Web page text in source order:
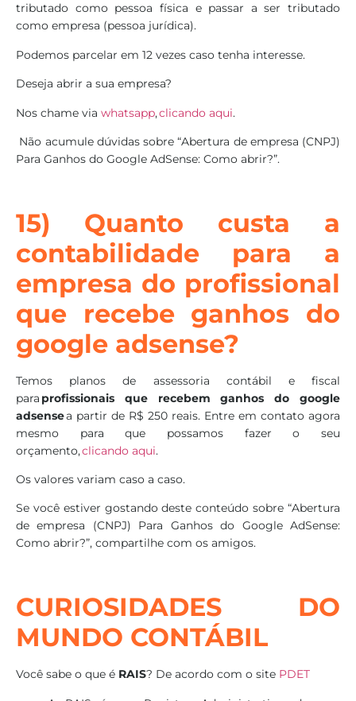
tributado como pessoa física e passar a ser tributado
como empresa (pessoa jurídica).
Podemos parcelar em 12 vezes caso tenha interesse.
Deseja abrir a sua empresa?
Nos chame via whatsapp,clicando aqui.
Não acumule dúvidas sobre “Abertura de empresa (CNPJ)
Para Ganhos do Google AdSense: Como abrir?”.
15) Quanto custa a
contabilidade para a
empresa do profissional
que recebe ganhos do
google adsense?
Temos planos de assessoria contábil e fiscal
para profissionais que recebem ganhos do google
adsensea partir de R$ 250 reais. Entre em contato agora
mesmo para que possamos fazer o seu
orçamento,clicando aqui.
Os valores variam caso a caso.
Se você estiver gostando deste conteúdo sobre “Abertura
de empresa (CNPJ) Para Ganhos do Google AdSense:
Como abrir?”, compartilhe com os amigos.
CURIOSIDADES DO
MUNDO CONTÁBIL
Você sabe o que é RAIS? De acordo com o site PDET